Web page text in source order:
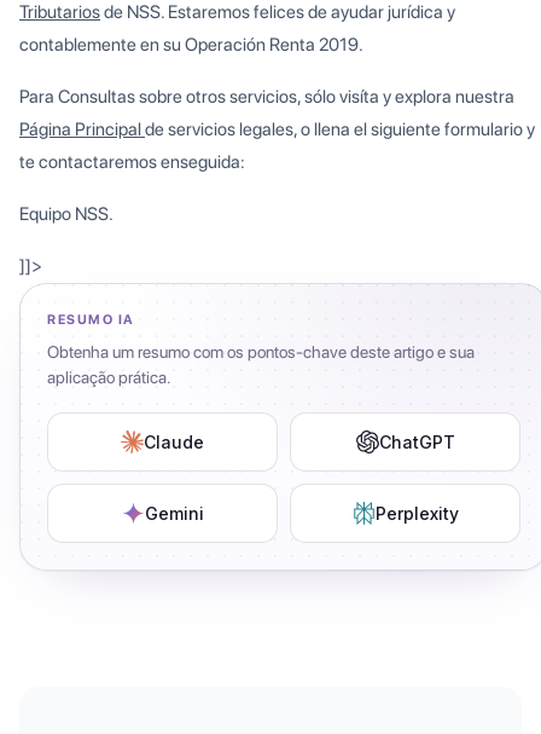
Tributariosde NSS. Estaremos felices de ayudar jurídica y
contablemente en su Operación Renta 2019.
Para Consultas sobre otros servicios, sólo visíta y explora nuestra
Página Principalde servicios legales, o llena el siguiente formulario y
te contactaremos enseguida:
Equipo NSS.
]]>
RESUMO IA
Obtenha um resumo com os pontos-chave deste artigo e sua
aplicação prática.
Claude ChatGPT
Gemini Perplexity